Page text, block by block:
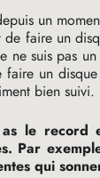
un
faire un
ne suis pas
un
bien suivi.
as le
Par
qui